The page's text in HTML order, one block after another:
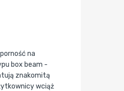
na
box beam -
znakomitą
wciąż